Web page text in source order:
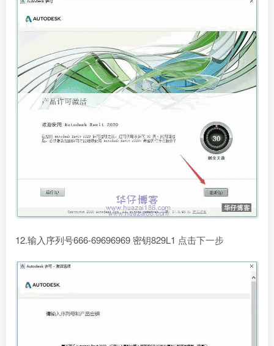
12.输入序列号666-69696969 密钥829L1 点击下一步